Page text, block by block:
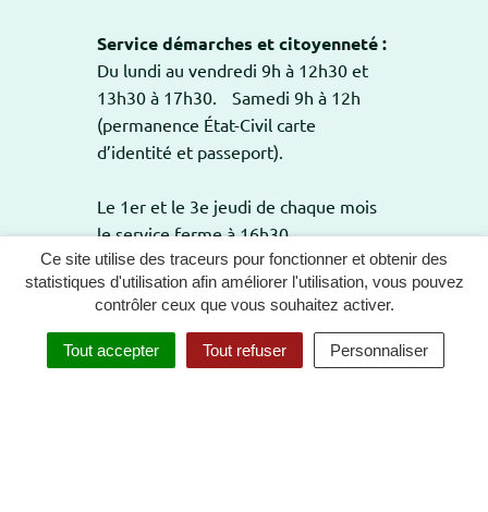
Ce site utilise des traceurs pour fonctionner et obtenir des
statistiques d'utilisation afin améliorer l'utilisation, vous pouvez
contrôler ceux que vous souhaitez activer.
Tout accepter Tout refuser Personnaliser
Service démarches et citoyenneté :
Du lundi au vendredi 9h à 12h30 et
13h30 à 17h30. Samedi 9h à 12h
(permanence État-Civil carte
d’identité et passeport).
Le 1er et le 3e jeudi de chaque mois
le service ferme à 16h30.
GESTION DES COOKIES
PLAN DU SITE
MENTIONS LÉGALES